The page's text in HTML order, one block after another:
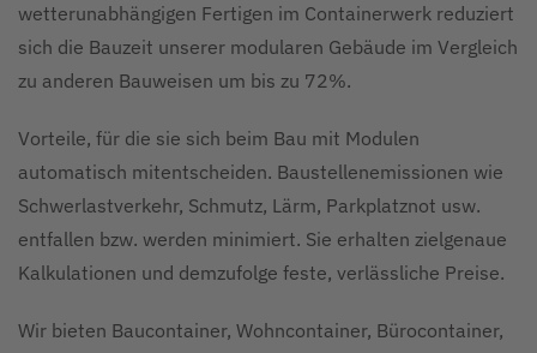
wetterunabhängigen Fertigen im Containerwerk reduziert
sich die Bauzeit unserer modularen Gebäude im Vergleich
zu anderen Bauweisen um bis zu 72%.
Vorteile, für die sie sich beim Bau mit Modulen
automatisch mitentscheiden. Baustellenemissionen wie
Schwerlastverkehr, Schmutz, Lärm, Parkplatznot usw.
entfallen bzw. werden minimiert. Sie erhalten zielgenaue
Kalkulationen und demzufolge feste, verlässliche Preise.
Wir bieten Baucontainer, Wohncontainer, Bürocontainer,